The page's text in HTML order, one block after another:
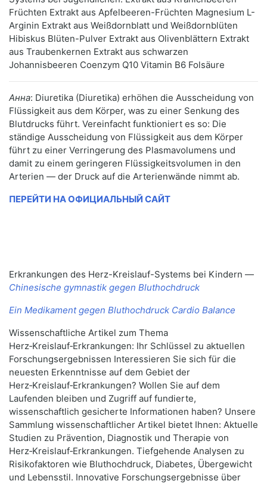
Früchten Extrakt aus Apfelbeeren-Früchten Magnesium L-
Arginin Extrakt aus Weißdornblatt und Weißdornblüten
Hibiskus Blüten-Pulver Extrakt aus Olivenblättern Extrakt
aus Traubenkernen Extrakt aus schwarzen
Johannisbeeren Coenzym Q10 Vitamin B6 Folsäure
Анна: Diuretika (Diuretika) erhöhen die Ausscheidung von
Flüssigkeit aus dem Körper, was zu einer Senkung des
Blutdrucks führt. Vereinfacht funktioniert es so: Die
ständige Ausscheidung von Flüssigkeit aus dem Körper
führt zu einer Verringerung des Plasmavolumens und
damit zu einem geringeren Flüssigkeitsvolumen in den
Arterien — der Druck auf die Arterienwände nimmt ab.
ПЕРЕЙТИ НА ОФИЦИАЛЬНЫЙ САЙТ
Erkrankungen des Herz-Kreislauf-Systems bei Kindern —
Chinesische gymnastik gegen Bluthochdruck
Ein Medikament gegen Bluthochdruck Cardio Balance
Wissenschaftliche Artikel zum Thema
Herz‑Kreislauf‑Erkrankungen: Ihr Schlüssel zu aktuellen
Forschungsergebnissen Interessieren Sie sich für die
neuesten Erkenntnisse auf dem Gebiet der
Herz‑Kreislauf‑Erkrankungen? Wollen Sie auf dem
Laufenden bleiben und Zugriff auf fundierte,
wissenschaftlich gesicherte Informationen haben? Unsere
Sammlung wissenschaftlicher Artikel bietet Ihnen: Aktuelle
Studien zu Prävention, Diagnostik und Therapie von
Herz‑Kreislauf‑Erkrankungen. Tiefgehende Analysen zu
Risikofaktoren wie Bluthochdruck, Diabetes, Übergewicht
und Lebensstil. Innovative Forschungsergebnisse über